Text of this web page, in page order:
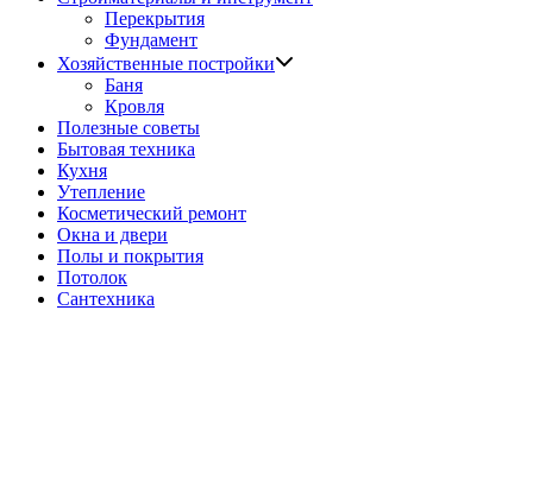
Перекрытия
Фундамент
Хозяйственные постройки
Баня
Кровля
Полезные советы
Бытовая техника
Кухня
Утепление
Косметический ремонт
Окна и двери
Полы и покрытия
Потолок
Сантехника